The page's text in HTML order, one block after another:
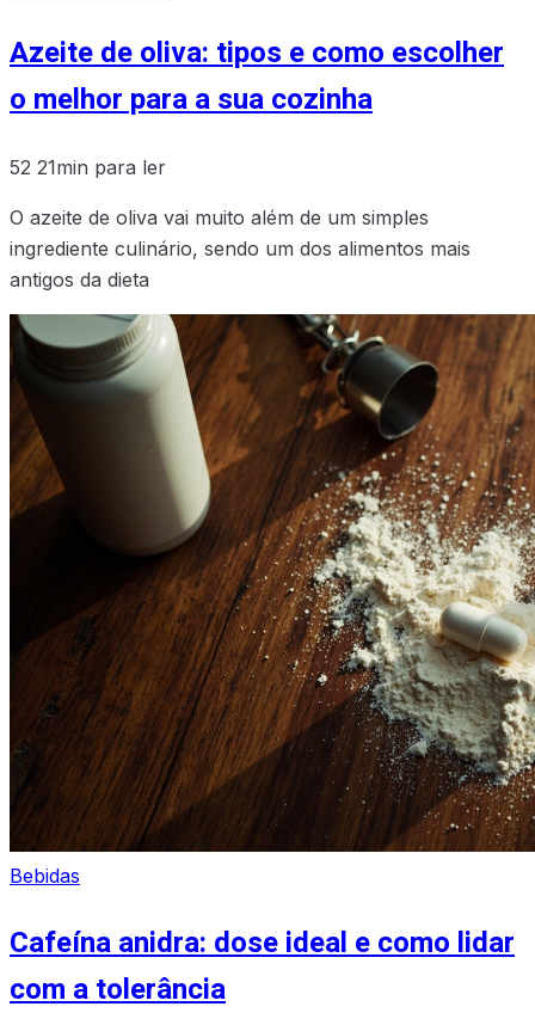
Azeite de oliva: tipos e como escolher
o melhor para a sua cozinha
52 21min para ler
O azeite de oliva vai muito além de um simples
ingrediente culinário, sendo um dos alimentos mais
antigos da dieta
Bebidas
Cafeína anidra: dose ideal e como lidar
com a tolerância